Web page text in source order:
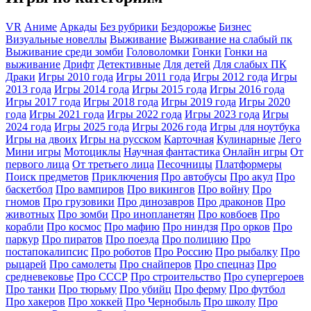
VR Аниме Аркады Без рубрики Бездорожье Бизнес
Визуальные новеллы Выживание Выживание на слабый пк
Выживание среди зомби Головоломки Гонки Гонки на
выживание Дрифт Детективные Для детей Для слабых ПК
Драки Игры 2010 года Игры 2011 года Игры 2012 года Игры
2013 года Игры 2014 года Игры 2015 года Игры 2016 года
Игры 2017 года Игры 2018 года Игры 2019 года Игры 2020
года Игры 2021 года Игры 2022 года Игры 2023 года Игры
2024 года Игры 2025 года Игры 2026 года Игры для ноутбука
Игры на двоих Игры на русском Карточная Кулинарные Лего
Мини игры Мотоциклы Научная фантастика Онлайн игры От
первого лица От третьего лица Песочницы Платформеры
Поиск предметов Приключения Про автобусы Про акул Про
баскетбол Про вампиров Про викингов Про войну Про
гномов Про грузовики Про динозавров Про драконов Про
животных Про зомби Про инопланетян Про ковбоев Про
корабли Про космос Про мафию Про ниндзя Про орков Про
паркур Про пиратов Про поезда Про полицию Про
постапокалипсис Про роботов Про Россию Про рыбалку Про
рыцарей Про самолеты Про снайперов Про спецназ Про
средневековье Про СССР Про строительство Про супергероев
Про танки Про тюрьму Про убийц Про ферму Про футбол
Про хакеров Про хоккей Про Чернобыль Про школу Про